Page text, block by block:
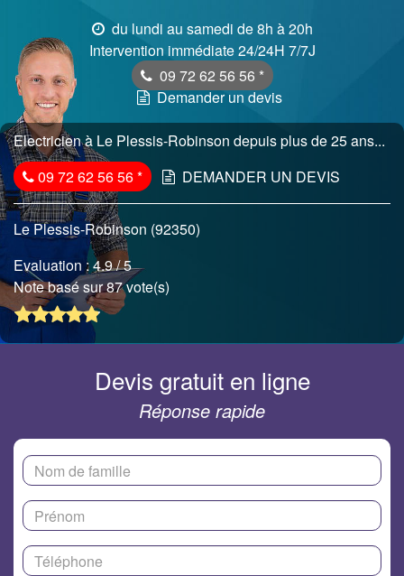
du lundi au samedi de 8h à 20h
Intervention immédiate 24/24H 7/7J
09 72 62 56 56 *
Demander un devis
Electricien à Le Plessis-Robinson depuis plus de 25 ans...
09 72 62 56 56* DEMANDER UN DEVIS
Le Plessis-Robinson (92350)
Evaluation :4.9/ 5
Note basé sur 87 vote(s)
Devis gratuit en ligne
Réponse rapide